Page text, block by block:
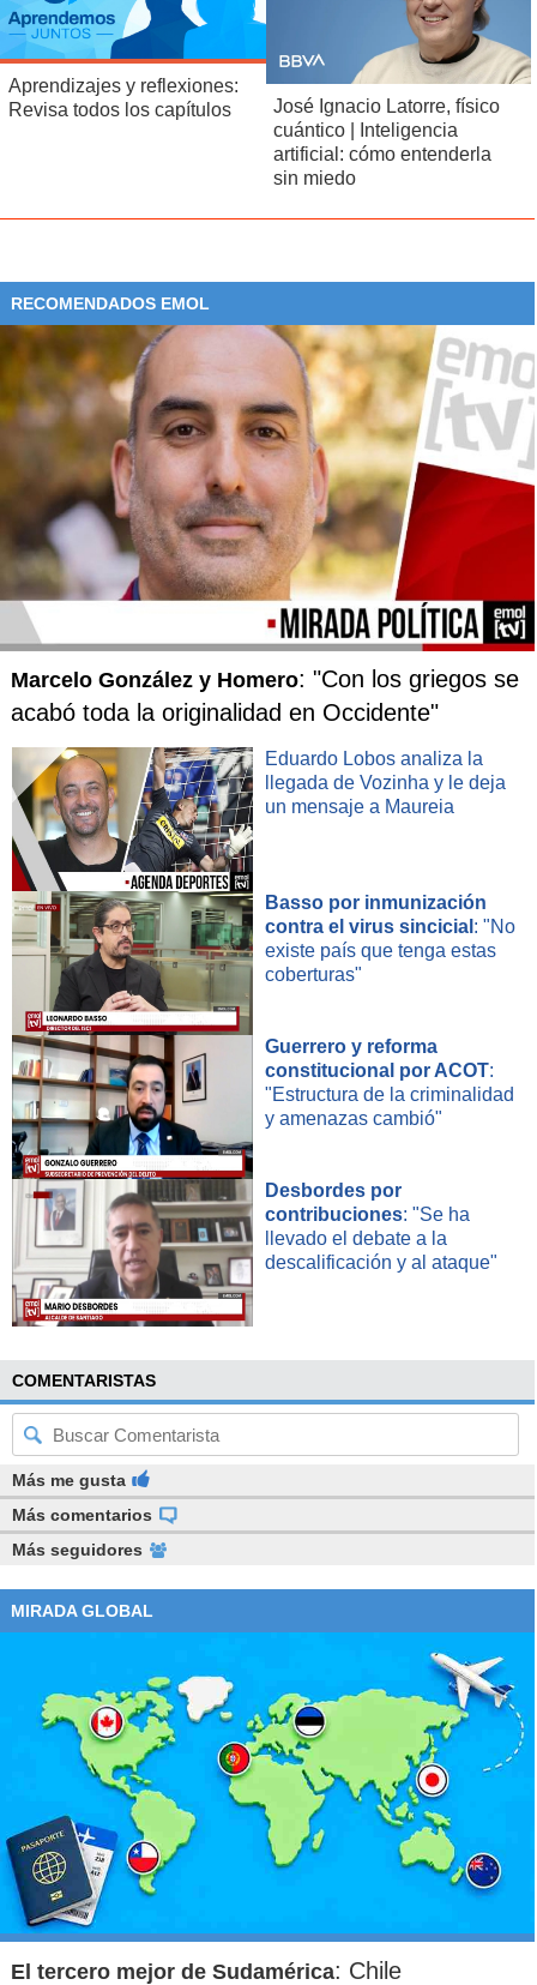
Aprendizajes y reflexiones:
Revisa todos los capítulos
José Ignacio Latorre, físico
cuántico | Inteligencia
artificial: cómo entenderla
sin miedo
RECOMENDADOS EMOL
Marcelo González y Homero: "Con los griegos se
acabó toda la originalidad en Occidente"
Eduardo Lobos analiza la
llegada de Vozinha y le deja
un mensaje a Maureia
Basso por inmunización
contra el virus sincicial : "No
existe país que tenga estas
coberturas"
Guerrero y reforma
constitucional por ACOT:
"Estructura de la criminalidad
y amenazas cambió"
Desbordes por
contribuciones: "Se ha
llevado el debate a la
descalificación y al ataque"
COMENTARISTAS
Más me gusta
Más comentarios
Más seguidores
MIRADA GLOBAL
El tercero mejor de Sudamérica: Chile